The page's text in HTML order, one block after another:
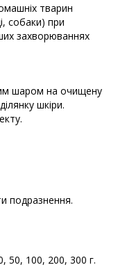
тварин
собаки) при
захворюваннях
шаром на очищену
шкіри.
подразнення.
50, 100, 200, 300 г.